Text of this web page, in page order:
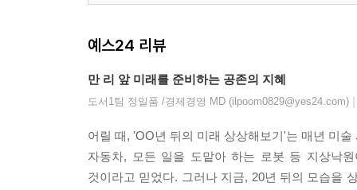
예스24 리뷰
만 리 앞 미래를 준비하는 공존의 지혜
도서1팀 정일품 /경제경영 MD (ilpoom0829@yes24.com) |
어릴 때, 'OO년 뒤의 미래 상상해보기'는 매년 미
자동차, 모든 일을 도맡아 하는 로봇 등 지상낙
것이라고 믿었다. 그러나 지금, 20년 뒤의 모습을